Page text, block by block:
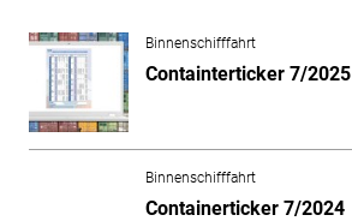
Binnenschifffahrt
Containterticker 7/2025
Binnenschifffahrt
Containerticker 7/2024